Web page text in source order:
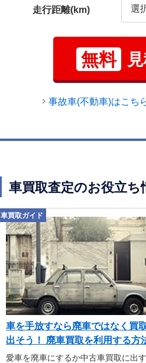
走行距離(km)
無料
事故車(不動車)はこち
車買取査定のお役立ち
車買取ガイド
車を手放すなら廃車ではなく買
出そう！ 廃車買取を利用する方
解説
愛車を廃車にするか中古車買取に出す